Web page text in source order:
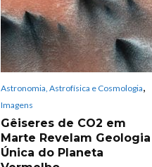
Astronomia, Astrofísica e Cosmologia
Imagens
Gêiseres de CO2 em
Marte Revelam Geologia
Única do Planeta